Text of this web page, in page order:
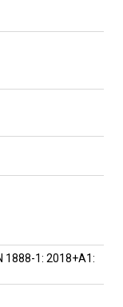
1888-1: 2018+A1: